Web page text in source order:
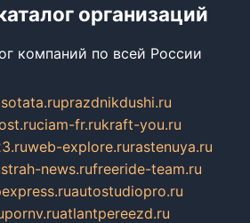
организаций
компаний по всей России
prazdnikdushi.ru
ciam-fr.rukraft-you.ru
web-explore.rurastenuya.ru
strah-news.rufreeride-team.ru
autostudiopro.ru
pornv.ruatlantpereezd.ru